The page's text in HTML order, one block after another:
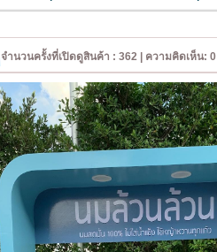
จำนวนครั้งที่เปิดดูสินค้า : 362 | ความคิดเห็น: 0